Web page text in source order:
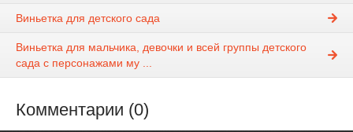
Виньетка для детского сада
Виньетка для мальчика, девочки и всей группы детского
сада с персонажами му ...
Комментарии (0)